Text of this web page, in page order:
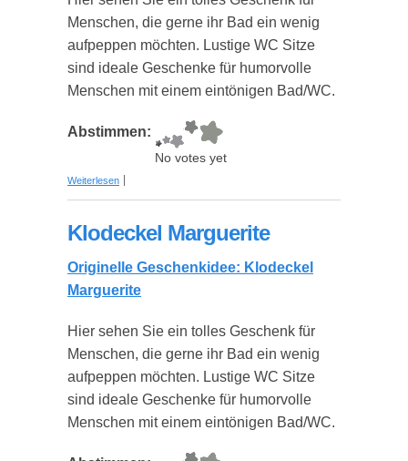
Menschen, die gerne ihr Bad ein wenig
aufpeppen möchten. Lustige WC Sitze
sind ideale Geschenke für humorvolle
Menschen mit einem eintönigen Bad/WC.
Abstimmen:
No votes yet
Weiterlesen über Klodeckel Apfel mit Wurm
Klodeckel Marguerite
Originelle Geschenkidee: Klodeckel
Marguerite
Hier sehen Sie ein tolles Geschenk für
Menschen, die gerne ihr Bad ein wenig
aufpeppen möchten. Lustige WC Sitze
sind ideale Geschenke für humorvolle
Menschen mit einem eintönigen Bad/WC.